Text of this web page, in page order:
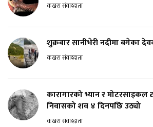
कखरा संवाददाता
शुक्रबार सानीभेरी नदीमा बगेका
कखरा संवाददाता
कारागारको भ्यान र मोटरसाइकल
निवासको शव ४ दिनपछि उठ्यो
कखरा संवाददाता